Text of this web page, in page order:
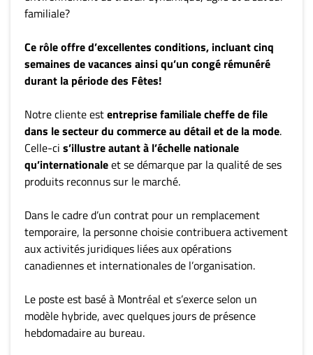
Scoop?
CABINETS
ET
ENTREPRISES
entreprises
Page
entreprises
Publier
emploi
Publicité
Solutions de
TROUVEZ-
NOUS
familiale?
Ce rôle offre d’excellentes conditions, incluant cinq
semaines de vacances ainsi qu’un congé rémunéré
durant la période des Fêtes!
Notre cliente estentreprise familiale cheffe de file
dans le secteur du commerce au détail et de la mode.
Celle-ci s’illustre autant à l’échelle nationale
qu’internationaleet se démarque par la qualité de ses
produits reconnus sur le marché.
Dans le cadre d’un contrat pour un remplacement
temporaire, la personne choisie contribuera activement
aux activités juridiques liées aux opérations
canadiennes et internationales de l’organisation.
Le poste est basé à Montréal et s’exerce selon un
modèle hybride, avec quelques jours de présence
hebdomadaire au bureau.